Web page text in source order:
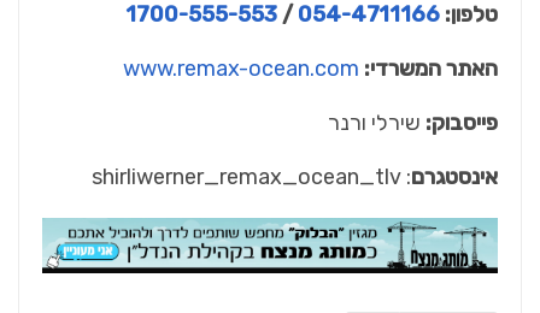
טלפון: 054-4711166
/
1700-555-553
האתר המשרדי: www.remax-ocean.com
פייסבוק: שירלי ורנר
אינסטגרם: shirliwerner_remax_ocean_tlv